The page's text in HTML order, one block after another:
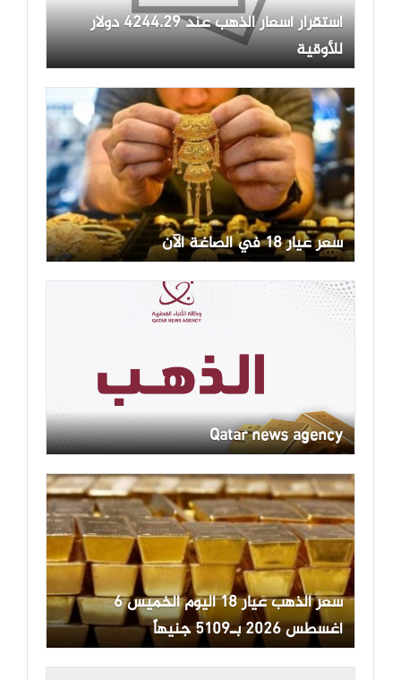
استقرار أسعار الذهب عند 4244.29 دولار
للأوقية
سعر عيار 18 في الصاغة الآن
Qatar news agency
سعر الذهب عيار 18 اليوم الخميس 6
أغسطس 2026 بـ5109 جنيهاً